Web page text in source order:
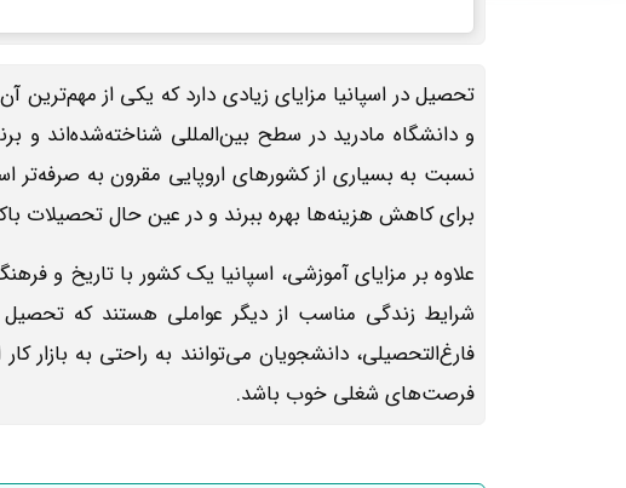
تحصیل در اسپانیا مزایای زیادی دارد که یکی از مهم‌ترین
و دانشگاه مادرید در سطح بین‌المللی شناخته‌شده‌اند و
نسبت به بسیاری از کشورهای اروپایی مقرون به
برای کاهش هزینه‌ها بهره ببرند و در عین حال تحصیلات
علاوه بر مزایای آموزشی، اسپانیا یک کشور با تاریخ و
شرایط زندگی مناسب از دیگر عواملی هستند که
فارغ‌التحصیلی، دانشجویان می‌توانند به راحتی به بازار
فرصت‌های شغلی خوب باشد.